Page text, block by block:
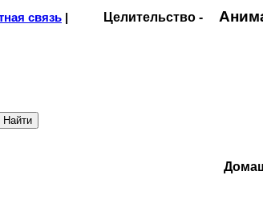
связь | Целительство -